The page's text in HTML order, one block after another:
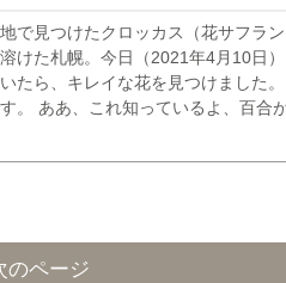
で見つけたクロッカス（花サフラ
けた札幌。今日（2021年4月10日
たら、キレイな花を見つけました
。 ああ、これ知っているよ、百合
？と思いながら、スマホのGoogleレ
Cr...
のページ